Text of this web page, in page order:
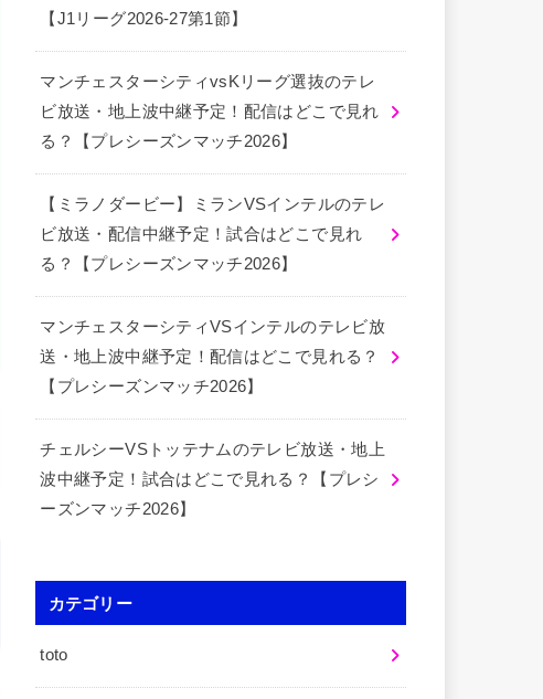
【J1リーグ2026-27第1節】
マンチェスターシティvsKリーグ選抜のテレ
ビ放送・地上波中継予定！配信はどこで見れ
る？【プレシーズンマッチ2026】
【ミラノダービー】ミランVSインテルのテレ
ビ放送・配信中継予定！試合はどこで見れ
る？【プレシーズンマッチ2026】
マンチェスターシティVSインテルのテレビ放
送・地上波中継予定！配信はどこで見れる？
【プレシーズンマッチ2026】
チェルシーVSトッテナムのテレビ放送・地上
波中継予定！試合はどこで見れる？【プレシ
ーズンマッチ2026】
カテゴリー
toto